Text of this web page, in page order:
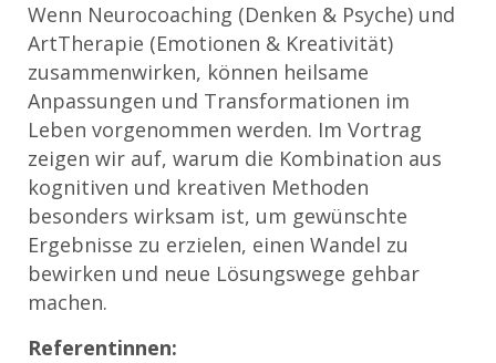
Wenn Neurocoaching (Denken & Psyche) und
ArtTherapie (Emotionen & Kreativität)
zusammenwirken, können heilsame
Anpassungen und Transformationen im
Leben vorgenommen werden. Im Vortrag
zeigen wir auf, warum die Kombination aus
kognitiven und kreativen Methoden
besonders wirksam ist, um gewünschte
Ergebnisse zu erzielen, einen Wandel zu
bewirken und neue Lösungswege gehbar
machen.
Referentinnen: